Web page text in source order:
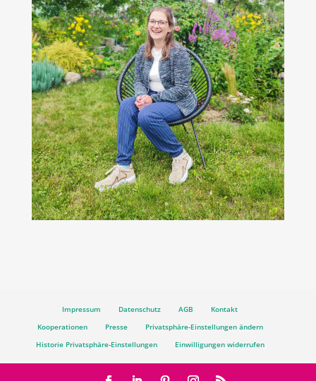
Impressum Datenschutz AGB
Kontakt
Kooperationen
Presse
Privatsphäre-Einstellungen ändern
Historie Privatsphäre-Einstellungen
Einwilligungen widerrufen